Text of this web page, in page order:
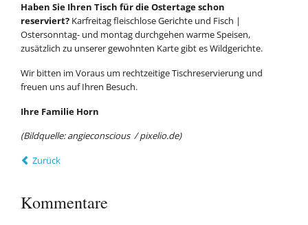
Haben Sie Ihren Tisch für die Ostertage schon
reserviert?Karfreitag fleischlose Gerichte und Fisch |
Ostersonntag- und montag durchgehen warme Speisen,
zusätzlich zu unserer gewohnten Karte gibt es Wildgerichte.
Wir bitten im Voraus um rechtzeitige Tischreservierung und
freuen uns auf Ihren Besuch.
Ihre Familie Horn
(Bildquelle: angieconscious / pixelio.de)
Zurück
Kommentare